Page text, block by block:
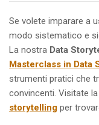
Se volete imparare a
modo sistematico e
La nostra Data
Masterclass in Data
strumenti pratici che
convincenti. Visitate
storytelling per